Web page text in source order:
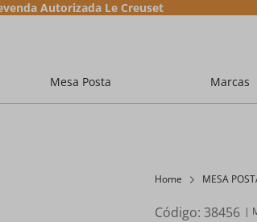
Autorizada Le Creuset
Mesa Posta Marcas
Home MESA
Código:38456